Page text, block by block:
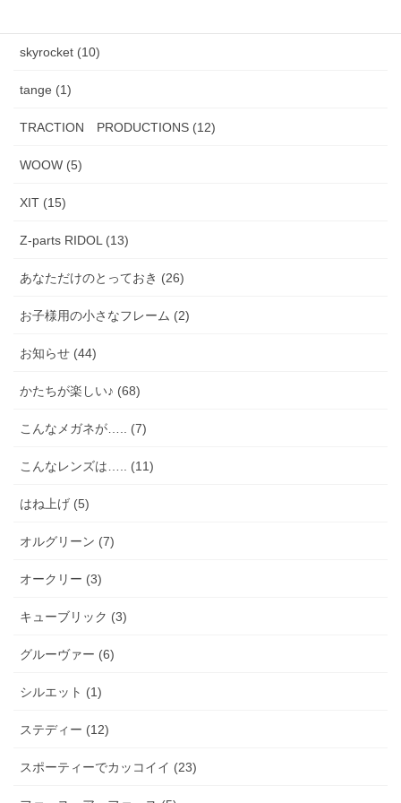
skyrocket (10)
tange (1)
TRACTION PRODUCTIONS (12)
WOOW (5)
XIT (15)
Z-parts RIDOL (13)
あなただけのとっておき (26)
お子様用の小さなフレーム (2)
お知らせ (44)
かたちが楽しい♪ (68)
こんなメガネが….. (7)
こんなレンズは….. (11)
はね上げ (5)
オルグリーン (7)
オークリー (3)
キューブリック (3)
グルーヴァー (6)
シルエット (1)
ステディー (12)
スポーティーでカッコイイ (23)